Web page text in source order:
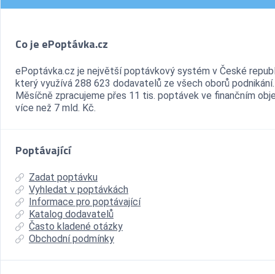
Co je ePoptávka.cz
ePoptávka.cz je největší poptávkový systém v České
který využívá 288 623 dodavatelů ze všech oborů podnikání.
Měsíčně zpracujeme přes 11 tis. poptávek ve finančním
více než 7 mld. Kč.
Poptávající
Zadat poptávku
Vyhledat v poptávkách
Informace pro poptávající
Katalog dodavatelů
Často kladené otázky
Obchodní podmínky